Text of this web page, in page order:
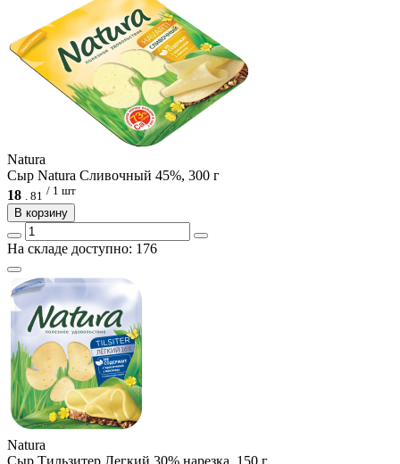
Natura
Сыр Natura Сливочный 45%, 300 г
18 . 81 / 1 шт
В корзину
На складе доступно: 176
Natura